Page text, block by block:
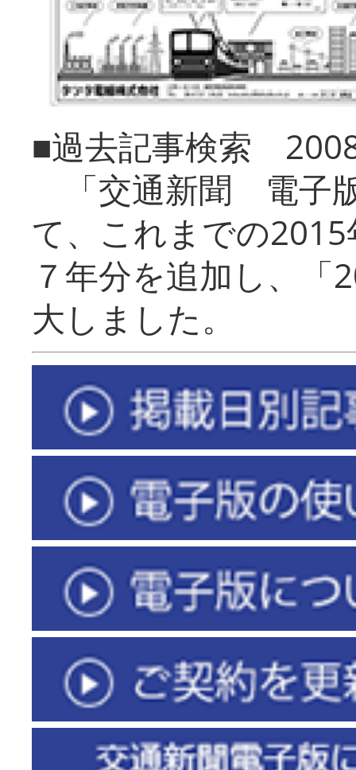
■過去記事検索
「交通新聞 電子
て、これまでの
７年分を追加し、「
大しまし